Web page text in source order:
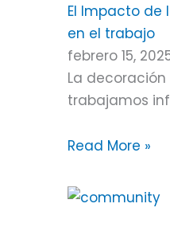
El Impacto de
en el trabajo
febrero 15,
La
trabajamos
Read More »